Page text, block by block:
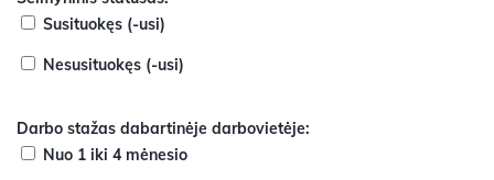
Susituokęs (-usi)
Nesusituokęs (-usi)
Darbo stažas dabartinėje darbovietėje:
Nuo 1 iki 4 mėnesio